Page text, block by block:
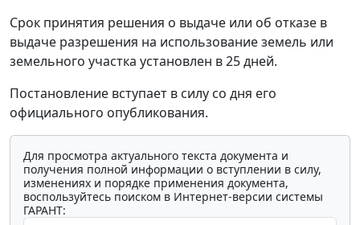
Срок принятия решения о выдаче или об отказе в
выдаче разрешения на использование земель или
земельного участка установлен в 25 дней.
Постановление вступает в силу со дня его
официального опубликования.
Для просмотра актуального текста документа и
получения полной информации о вступлении в силу,
изменениях и порядке применения документа,
воспользуйтесь поиском в Интернет-версии системы
ГАРАНТ: